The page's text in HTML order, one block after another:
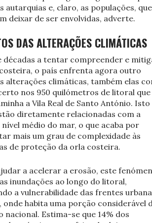
autarquias e, claro, as populações, que
deixar de ser envolvidas, adverte.
DAS ALTERAÇÕES CLIMÁTICAS
décadas a tentar compreender e
o país enfrenta agora outro
alterações climáticas, também elas
nos 950 quilómetros de litoral que
a Vila Real de Santo António. Isto
diretamente relacionadas com a
nível médio do mar, o que acaba por
mais um grau de complexidade às
de proteção da orla costeira.
a acelerar a erosão, este
inundações ao longo do litoral,
a vulnerabilidade das frentes
onde habita uma porção considerável
nacional. Estima-se que 14% dos